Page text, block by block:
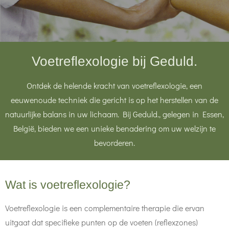
Voetreflexologie bij Geduld.
Ontdek de helende kracht van voetreflexologie, een
eeuwenoude techniek die gericht is op het herstellen van de
natuurlijke balans in uw lichaam. Bij Geduld., gelegen in Essen,
België, bieden we een unieke benadering om uw welzijn te
bevorderen.
Wat is voetreflexologie?
Voetreflexologie is een complementaire therapie die ervan
uitgaat dat specifieke punten op de voeten (reflexzones)